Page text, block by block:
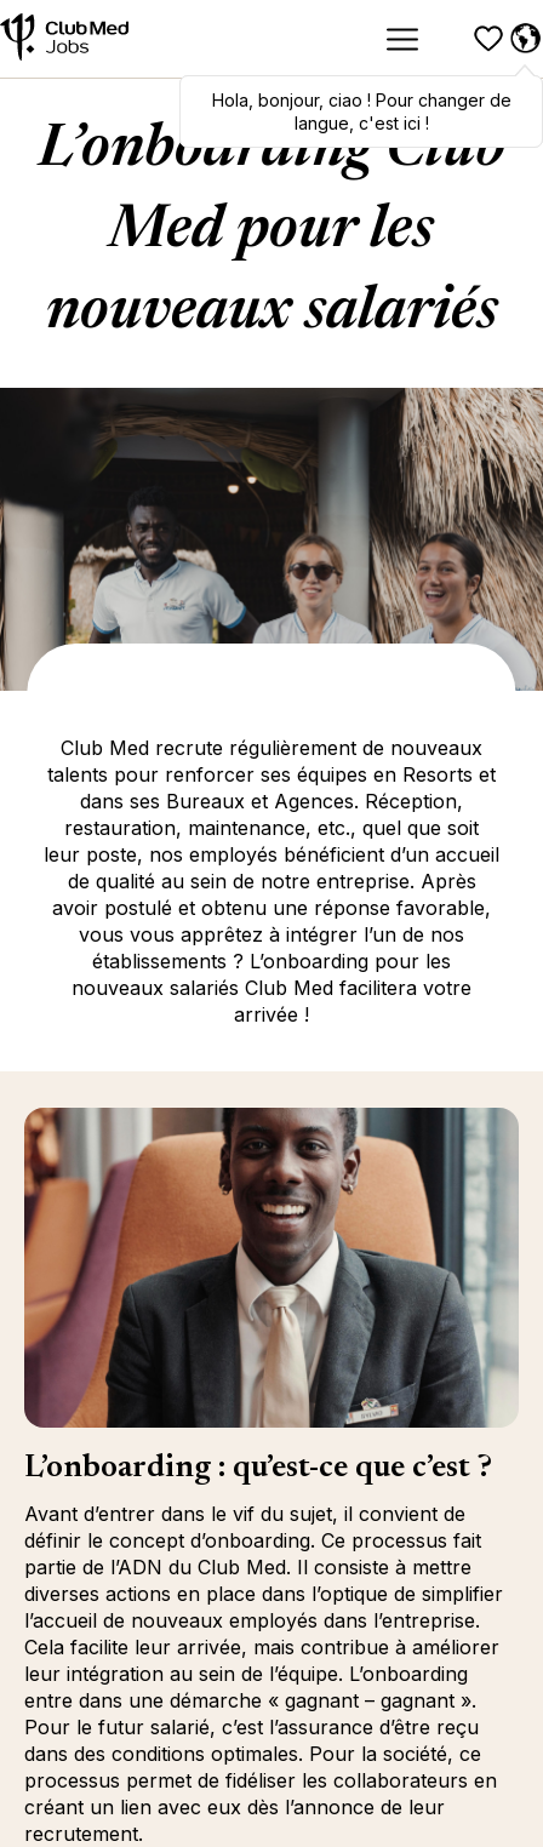
Hola,bonjour,ciao! To switch
languages, click here!
Hola bonjour, ciao ! Pour changer de
langue, c'est ici !
L’onboarding Club
Med pour les
nouveaux salariés
Club Med recrute régulièrement de nouveaux
talents pour renforcer ses équipes en Resorts et
dans ses Bureaux et Agences. Réception,
restauration, maintenance, etc., quel que soit
leur poste, nos employés bénéficient d’un accueil
de qualité au sein de notre entreprise. Après
avoir postulé et obtenu une réponse favorable,
vous vous apprêtez à intégrer l’un de nos
établissements ? L’onboarding pour les
nouveaux salariés Club Med facilitera votre
arrivée !
L’onboarding : qu’est-ce que c’est ?
Avant d’entrer dans le vif du sujet, il convient de
définir le concept d’onboarding. Ce processus fait
partie de l’ADN du Club Med. Il consiste à mettre
diverses actions en place dans l’optique de simplifier
l’accueil de nouveaux employés dans l’entreprise.
Cela facilite leur arrivée, mais contribue à améliorer
leur intégration au sein de l’équipe. L’onboarding
entre dans une démarche « gagnant – gagnant ».
Pour le futur salarié, c’est l’assurance d’être reçu
dans des conditions optimales. Pour la société, ce
processus permet de fidéliser les collaborateurs en
créant un lien avec eux dès l’annonce de leur
recrutement.